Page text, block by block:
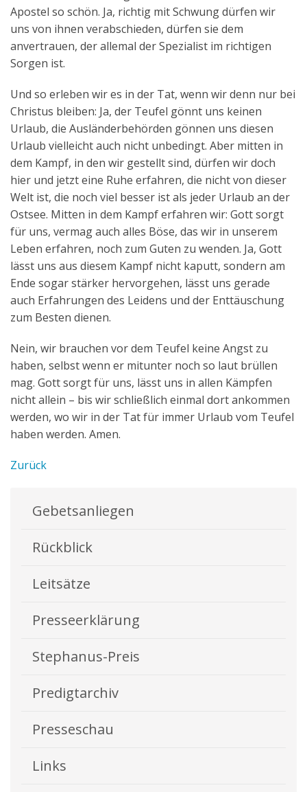
Apostel so schön. Ja, richtig mit Schwung dürfen wir
uns von ihnen verabschieden, dürfen sie dem
anvertrauen, der allemal der Spezialist im richtigen
Sorgen ist.
Und so erleben wir es in der Tat, wenn wir denn nur bei
Christus bleiben: Ja, der Teufel gönnt uns keinen
Urlaub, die Ausländerbehörden gönnen uns diesen
Urlaub vielleicht auch nicht unbedingt. Aber mitten in
dem Kampf, in den wir gestellt sind, dürfen wir doch
hier und jetzt eine Ruhe erfahren, die nicht von dieser
Welt ist, die noch viel besser ist als jeder Urlaub an der
Ostsee. Mitten in dem Kampf erfahren wir: Gott sorgt
für uns, vermag auch alles Böse, das wir in unserem
Leben erfahren, noch zum Guten zu wenden. Ja, Gott
lässt uns aus diesem Kampf nicht kaputt, sondern am
Ende sogar stärker hervorgehen, lässt uns gerade
auch Erfahrungen des Leidens und der Enttäuschung
zum Besten dienen.
Nein, wir brauchen vor dem Teufel keine Angst zu
haben, selbst wenn er mitunter noch so laut brüllen
mag. Gott sorgt für uns, lässt uns in allen Kämpfen
nicht allein – bis wir schließlich einmal dort ankommen
werden, wo wir in der Tat für immer Urlaub vom Teufel
haben werden. Amen.
Zurück
Gebetsanliegen
Rückblick
Leitsätze
Presseerklärung
Stephanus-Preis
Predigtarchiv
Presseschau
Links